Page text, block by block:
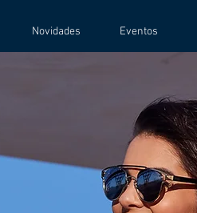
Novidades Eventos